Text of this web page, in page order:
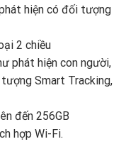
hiện có đối tượng
2 chiều
phát hiện con người,
Smart Tracking,
đến 256GB
hợp Wi-Fi.